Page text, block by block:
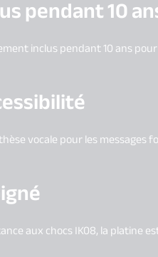
pendant 10
inclus pendant 10 ans
vocale pour les messages
aux chocs IK08, la platine